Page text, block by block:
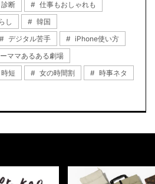
診断
仕事もおしゃれも
し
韓国
デジタル苦手
iPhone使い方
ママあるある劇場
時短 女の時間割
時事ネタ